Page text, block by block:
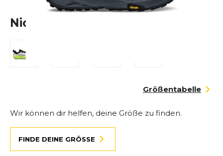
Nicht lieferbar
Größentabelle
Wir können dir helfen, deine Größe zu finden.
FINDE DEINE GRÖSSE